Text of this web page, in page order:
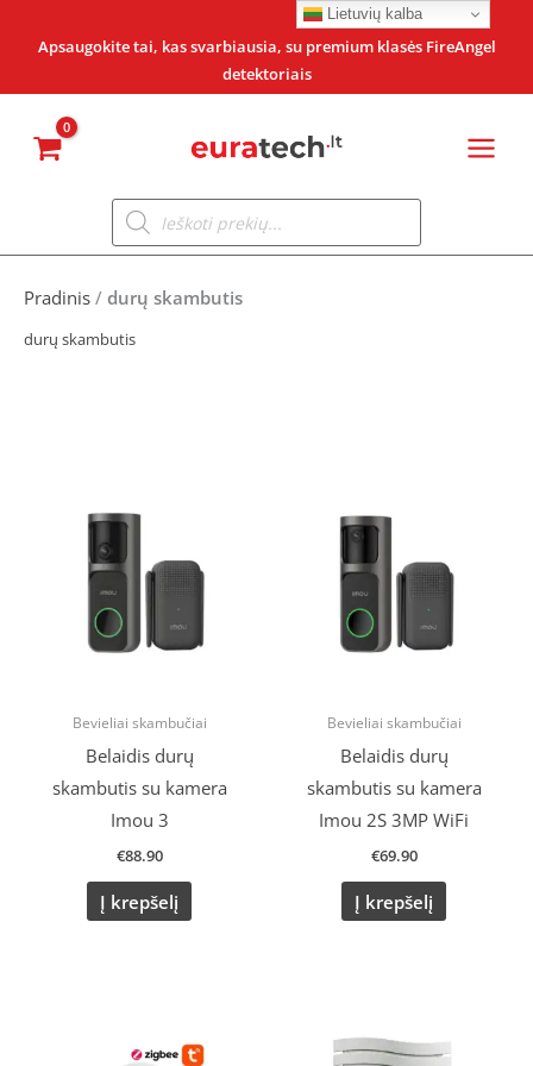
Apsaugokite tai, kas svarbiausia, su premium klasės FireAngel
detektoriais
Products
search
Pradinis / durų skambutis
durų skambutis
Bevieliai skambučiai
Belaidis durų
skambutis su kamera
Imou 3
€88.90
Į krepšelį
Bevieliai skambučiai
Belaidis durų
skambutis su kamera
Imou 2S 3MP WiFi
€69.90
Į krepšelį
is:
Lietuvių kalba